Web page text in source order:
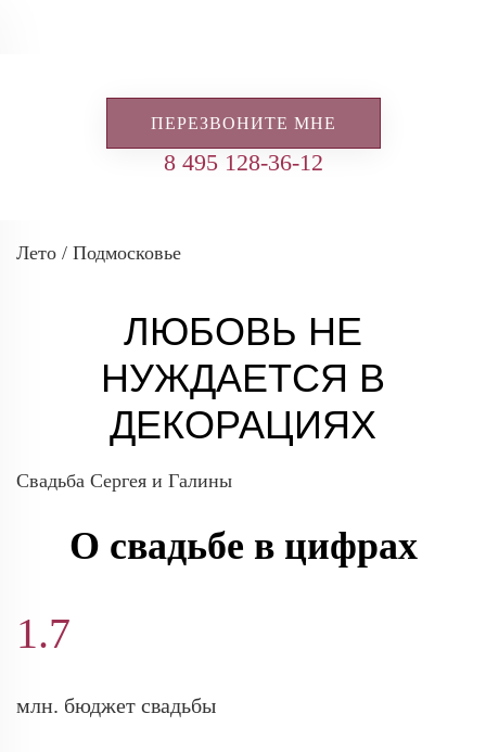
ПЕРЕЗВОНИТЕ МНЕ
8 495 128-36-12
Лето / Подмосковье
ЛЮБОВЬ НЕ
НУЖДАЕТСЯ В
ДЕКОРАЦИЯХ
Свадьба Сергея и Галины
О свадьбе в цифрах
1.7
млн. бюджет свадьбы